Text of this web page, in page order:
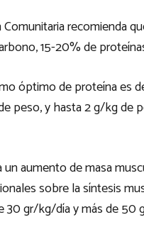
recomienda
15-20% de
óptimo de proteína es
peso, y hasta 2 g/kg
aumento de masa
sobre la síntesis
30 gr/kg/día y más de